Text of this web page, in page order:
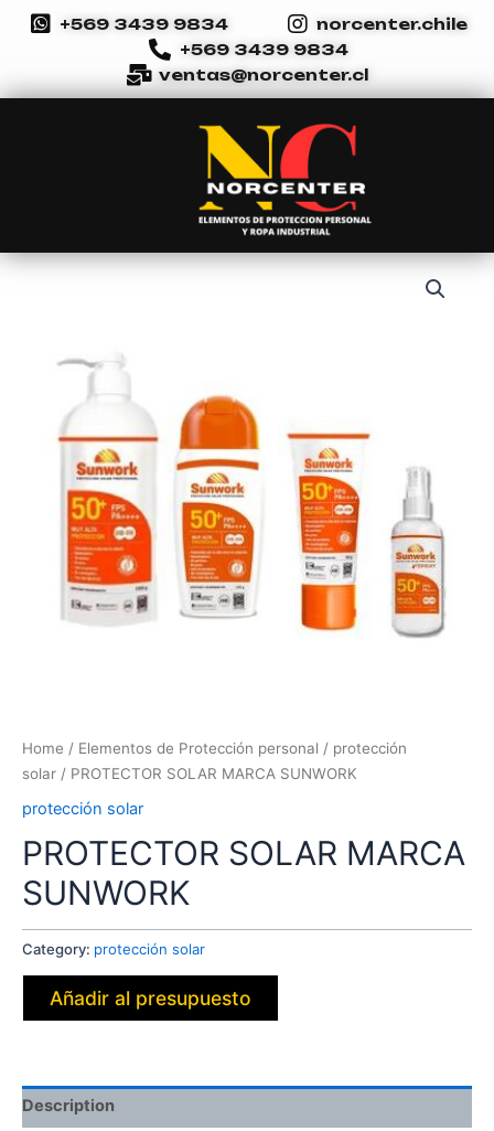
+569 3439 9834
norcenter.chile
+569 3439 9834
ventas@norcenter.cl
Home / Elementos de Protección personal / protección
solar / PROTECTOR SOLAR MARCA SUNWORK
protección solar
PROTECTOR SOLAR MARCA
SUNWORK
Category: protección solar
Añadir al presupuesto
Description